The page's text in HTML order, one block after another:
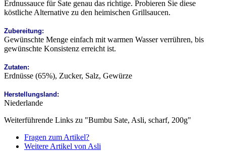
Erdnussauce für Sate genau das richtige. Probieren Sie diese
köstliche Alternative zu den heimischen Grillsaucen.
Zubereitung:
Gewünschte Menge einfach mit warmen Wasser verrühren, bis
gewünschte Konsistenz erreicht ist.
Zutaten:
Erdnüsse (65%), Zucker, Salz, Gewürze
Herstellungsland:
Niederlande
Weiterführende Links zu "Bumbu Sate, Asli, scharf, 200g"
Fragen zum Artikel?
Weitere Artikel von Asli